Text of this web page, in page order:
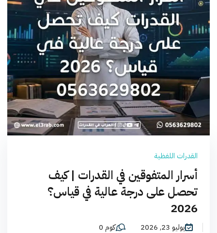
القدرات اللفظية
أسرار المتفوقين في القدرات | كيف
تحصل على درجة عالية في قياس؟
2026
يوليو 23, 2026
كوم 0